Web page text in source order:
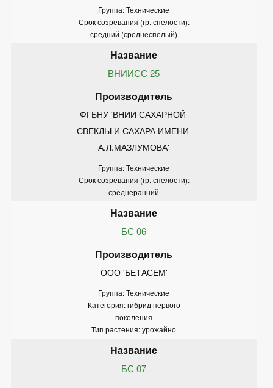
Группа: Технические
Срок созревания (гр. спелости):
средний (среднеспелый)
ВНИИСС 25
ФГБНУ 'ВНИИ САХАРНОЙ
СВЕКЛЫ И САХАРА ИМЕНИ
А.Л.МАЗЛУМОВА'
Группа: Технические
Срок созревания (гр. спелости):
среднеранний
БС 06
ООО 'БЕТАСЕМ'
Группа: Технические
Категория: гибрид первого
поколения
Тип растения: урожайно
БС 07